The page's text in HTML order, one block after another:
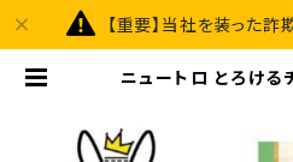
【重要】当社を装った詐
ニュートロ とろける